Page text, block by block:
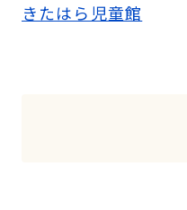
きたはら児童館